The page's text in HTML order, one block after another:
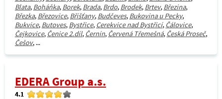
Blata, Boháňka, Borek, Brada, Brdo, Brodek, Brtev, Březina,
Březka, Březovice, Bříšťany, Budčeves, Bukovina u Pecky,
Bukvice, Butoves, Bystřice, Cerekvice nad Bystřicí, Čálovice,
Čejkovice, Čenice 2.díl, Černín, Červená Třemešná, Česká Proseč,
Češov, ...
EDERA Group a.s.
4.1